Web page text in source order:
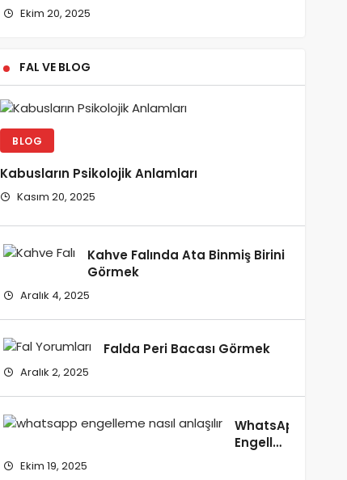
Ekim 20, 2025
FAL VE BLOG
BLOG
Kabusların Psikolojik Anlamları
Kasım 20, 2025
Kahve Falında Ata Binmiş Birini
Görmek
Aralık 4, 2025
Falda Peri Bacası Görmek
Aralık 2, 2025
WhatsApp’ta
Engelleyenleri
Ekim 19, 2025